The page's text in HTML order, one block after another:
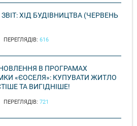
ХІД БУДІВНИЦТВА (ЧЕРВЕНЬ
ПЕРЕГЛЯДІВ: 616
В ПРОГРАМАХ
«ЄОСЕЛЯ»: КУПУВАТИ ЖИТЛО
ТА ВИГІДНІШЕ!
ПЕРЕГЛЯДІВ: 721